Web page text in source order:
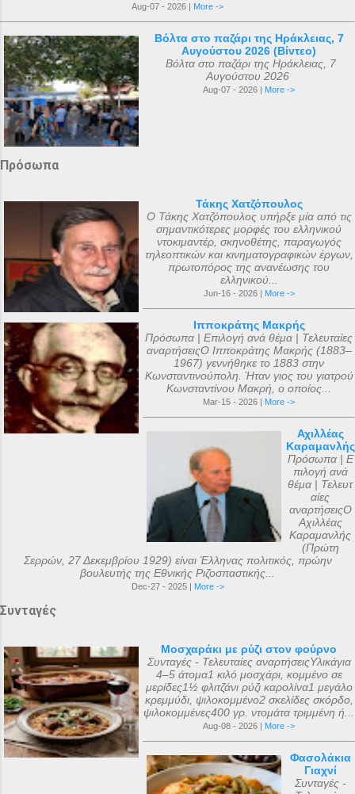
Aug-07 - 2026 | More ->
Βόλτα στο παζάρι της Ηράκλειας, 7
Αυγούστου 2026 (Βίντεο)
Βόλτα στο παζάρι της Ηράκλειας, 7
Αυγούστου 2026
Aug-07 - 2026 | More ->
Πρόσωπα
Τάκης Χατζόπουλος
Ο Τάκης Χατζόπουλος υπήρξε μία από τις
σημαντικότερες μορφές του ελληνικού
ντοκιμαντέρ, σκηνοθέτης, παραγωγός
τηλεοπτικών και κινηματογραφικών έργων,
πρωτοπόρος της ανανέωσης του
ελληνικού...
Jun-16 - 2026 | More ->
Ιπποκράτης Μακρής
Πρόσωπα | Επιλογή ανά θέμα | Τελευταίες
αναρτήσειςΟ Ιπποκράτης Μακρής (1883–
1967) γεννήθηκε το 1883 στην
Κωνσταντινούπολη. Ήταν γιος του γιατρού
Κωνσταντίνου Μακρή, ο οποίος...
Mar-15 - 2026 | More ->
Αχιλλέας
Καραμανλής
Πρόσωπα | Ε
πιλογή ανά
θέμα | Τελευτ
αίες
αναρτήσειςΟ
Αχιλλέας
Καραμανλής
(Πρώτη
Σερρών, 27 Δεκεμβρίου 1929) είναι Έλληνας πολιτικός, πρώην
βουλευτής της Εθνικής Ριζοσπαστικής...
Dec-27 - 2025 | More ->
Συνταγές
Μοσχαράκι με ρύζι στον φούρνο
Συνταγές - Τελευταίες αναρτήσειςΥλικάγια
4–5 άτομα1 κιλό μοσχάρι, κομμένο σε
μερίδες1½ φλιτζάνι ρύζι καρολίνα1 μεγάλο
κρεμμύδι, ψιλοκομμένο2 σκελίδες σκόρδο,
ψιλοκομμένες400 γρ. ντομάτα τριμμένη ή...
Aug-08 - 2026 | More ->
Φασολάκια
Γιαχνί
Συνταγές -